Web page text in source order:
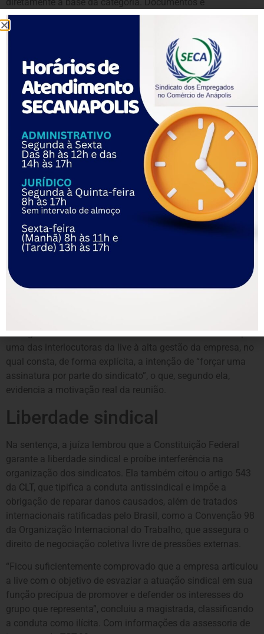
depoimentos comprovaram que o acordo de 2022 tinha
validade expressa até a assinatura de um novo acordo,
entendimento, inclusive, registrado em documentos
produzidos pela própria Empaer.
Uma testemunha relatou que “a empresa estava falando que
o acordo coletivo não estava vigente e que, por isso, ia
perder os direitos, e que todos teriam prejuízo”. Outra
afirmou que, ao ser questionada, a gestão insistiu na
informação de que o acordo estava vencido, sugerindo que
a solução era aceitar a proposta patronal.
A juíza julgou que o conteúdo e o contexto da reunião
demonstraram que a empresa buscou influenciar
diretamente a base da categoria, atribuindo ao sindicato a
responsabilidade pelo atraso nas tratativas e pelo não
atendimento de pleitos individuais.
“A estrutura do discurso aponta repetidamente para os
prejuízos concretos da falta de vigência do acordo, fazendo
associação direta da responsabilização do sindicato pela
uma das interlocutoras da live à alta gestão da empresa, no
qual consta, de forma explícita, a intenção de “forçar uma
assinatura por parte do sindicato”, o que, segundo ela,
evidencia a motivação real da reunião.
Liberdade sindical
Na sentença, a juíza lembrou que a Constituição Federal
garante a liberdade sindical e proíbe interferência na
organização dos sindicatos. Ela também citou o artigo 543
da CLT, que tipifica a conduta antissindical e impõe a
obrigação de reparar danos causados, além de tratados
internacionais ratificadas pelo Brasil, como a Convenção 98
da Organização Internacional do Trabalho, que assegura o
direito de negociação coletiva livre de pressões externas.
“Ficou suficientemente comprovado que a empresa articulou
a live com o objetivo de esvaziar a atuação sindical em sua
função precípua de promover e defender os interesses do
grupo que representa”, concluiu a magistrada, classificando
a conduta como ilícita. Com informações da assessoria de